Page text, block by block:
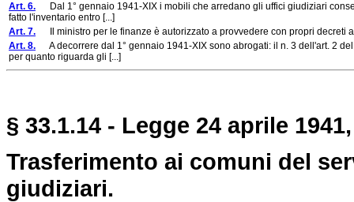
Art. 6. Dal 1° gennaio 1941-XIX i mobili che arredano gli uffici giudiziari
fatto l'inventario entro [...]
Art. 7. Il ministro per le finanze è autorizzato a provvedere con propri decreti
Art. 8. A decorrere dal 1° gennaio 1941-XIX sono abrogati: il n. 3 dell'art. 2
per quanto riguarda gli [...]
§ 33.1.14 - Legge 24 aprile
Trasferimento ai comuni del
giudiziari.